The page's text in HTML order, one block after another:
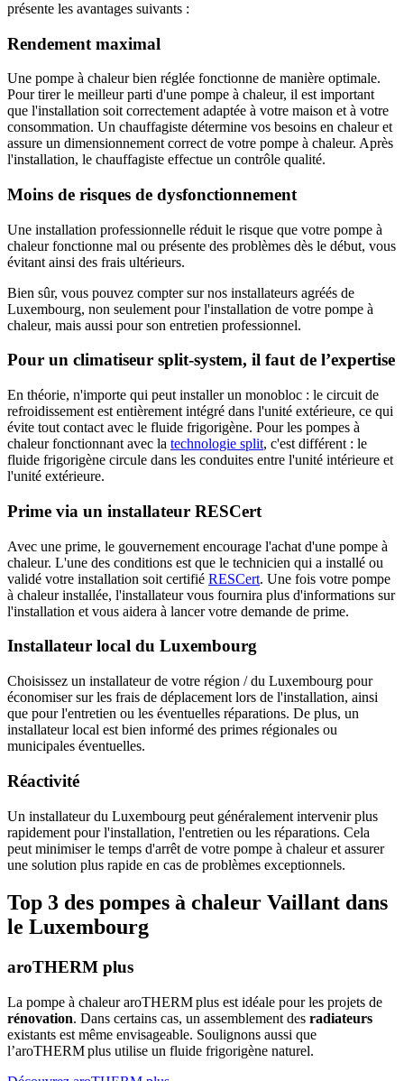
présente les avantages suivants :
Rendement maximal
Une pompe à chaleur bien réglée fonctionne de manière optimale.
Pour tirer le meilleur parti d'une pompe à chaleur, il est important
que l'installation soit correctement adaptée à votre maison et à votre
consommation. Un chauffagiste détermine vos besoins en chaleur et
assure un dimensionnement correct de votre pompe à chaleur. Après
l'installation, le chauffagiste effectue un contrôle qualité.
Moins de risques de dysfonctionnement
Une installation professionnelle réduit le risque que votre pompe à
chaleur fonctionne mal ou présente des problèmes dès le début, vous
évitant ainsi des frais ultérieurs.
Bien sûr, vous pouvez compter sur nos installateurs agréés de
Luxembourg, non seulement pour l'installation de votre pompe à
chaleur, mais aussi pour son entretien professionnel.
Pour un climatiseur split-system, il faut de l’expertise
En théorie, n'importe qui peut installer un monobloc : le circuit de
refroidissement est entièrement intégré dans l'unité extérieure, ce qui
évite tout contact avec le fluide frigorigène. Pour les pompes à
chaleur fonctionnant avec la technologie split, c'est différent : le
fluide frigorigène circule dans les conduites entre l'unité intérieure et
l'unité extérieure.
Prime via un installateur RESCert
Avec une prime, le gouvernement encourage l'achat d'une pompe à
chaleur. L'une des conditions est que le technicien qui a installé ou
validé votre installation soit certifié RESCert. Une fois votre pompe
à chaleur installée, l'installateur vous fournira plus d'informations sur
l'installation et vous aidera à lancer votre demande de prime.
Installateur local du Luxembourg
Choisissez un installateur de votre région / du Luxembourg pour
économiser sur les frais de déplacement lors de l'installation, ainsi
que pour l'entretien ou les éventuelles réparations. De plus, un
installateur local est bien informé des primes régionales ou
municipales éventuelles.
Réactivité
Un installateur du Luxembourg peut généralement intervenir plus
rapidement pour l'installation, l'entretien ou les réparations. Cela
peut minimiser le temps d'arrêt de votre pompe à chaleur et assurer
une solution plus rapide en cas de problèmes exceptionnels.
Top 3 des pompes à chaleur Vaillant dans
le Luxembourg
aroTHERM plus
La pompe à chaleur aroTHERM plus est idéale pour les projets de
rénovation. Dans certains cas, un assemblement des radiateurs
existants est même envisageable. Soulignons aussi que
l’aroTHERM plus utilise un fluide frigorigène naturel.